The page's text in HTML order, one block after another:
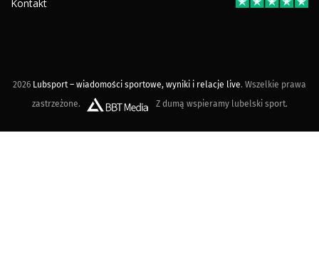
Kontakt
2026 Lubsport – wiadomości sportowe, wyniki i relacje live. Wszelkie prawa
zastrzeżone.
Z dumą wspieramy lubelski sport.